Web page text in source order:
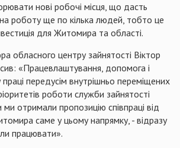
нові робочі місця, що дасть
роботу ще по кілька людей, тобто це
для Житомира та області.
обласного центру зайнятості Віктор
«Працевлаштування, допомога і
передусім внутрішньо переміщених
роботи служби зайнятості
отримали пропозицію співпраці від
саме у цьому напрямку, - відразу
працювати».